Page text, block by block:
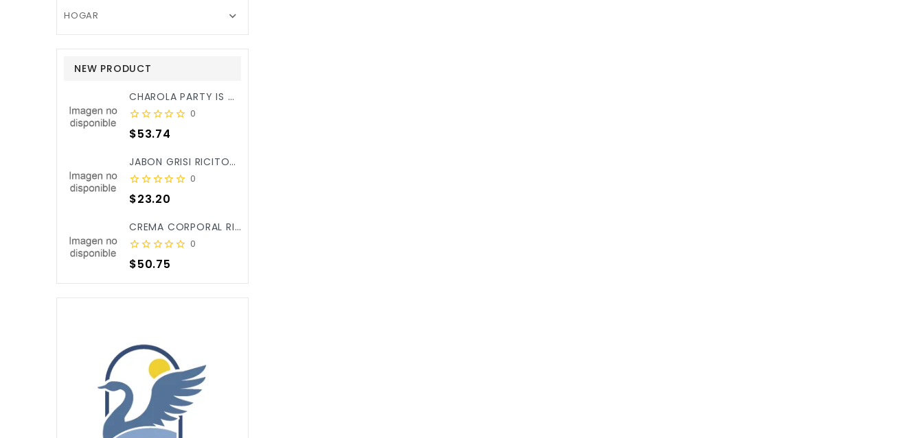
HOGAR 
NEW PRODUCT
CHAROLA PARTY IS ON REDONDA ROSA BEBE C/3PZ X/6
0
Precio
$53.74
JABON GRISI RICITOS DE ORO ALOE&CALENDULA 90GR X/25
0
Precio
$23.20
CREMA CORPORAL RICITOS DE ORO ALOE&CALENDULA 250ML X/12
0
Precio
$50.75